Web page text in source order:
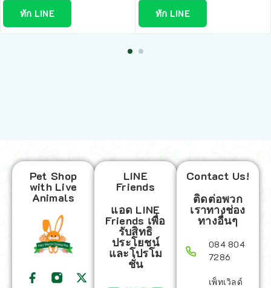
ทัก LINE ทัก LINE
Pet Shop
with Live
Animals
LINE
Friends
แอด LINE
Friends เพื่อ
รับสิทธิ
ประโยชน์
และโปรโม
ชั่น
Contact Us!
ติดต่อพวก
เราทางช่อง
ทางอื่นๆ
084 804
7286
เพ็ทเวิลด์